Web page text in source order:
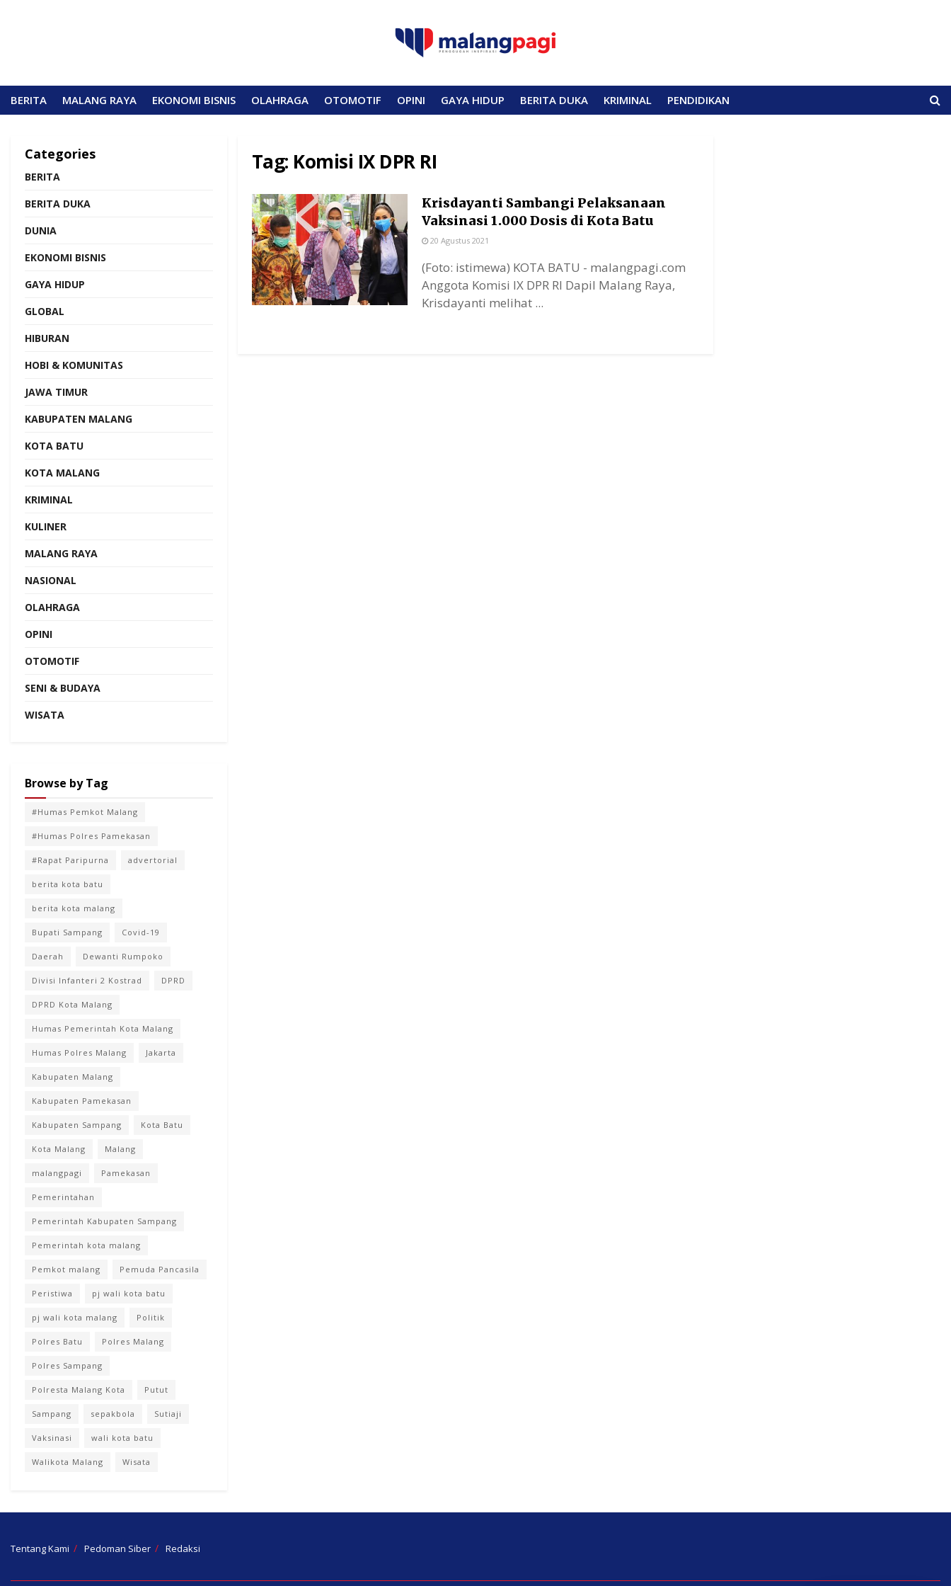
BERITA MALANG RAYA EKONOMI BISNIS OLAHRAGA OTOMOTIF OPINI GAYA HIDUP BERITA DUKA KRIMINAL PENDIDIKAN
Tag: Komisi IX DPR RI
Krisdayanti Sambangi Pelaksanaan
Vaksinasi 1.000 Dosis di Kota Batu
20 Agustus 2021
(Foto: istimewa) KOTA BATU - malangpagi.com
Anggota Komisi IX DPR RI Dapil Malang Raya,
Krisdayanti melihat ...
Categories
BERITA
BERITA DUKA
DUNIA
EKONOMI BISNIS
GAYA HIDUP
GLOBAL
HIBURAN
HOBI & KOMUNITAS
JAWA TIMUR
KABUPATEN MALANG
KOTA BATU
KOTA MALANG
KRIMINAL
KULINER
MALANG RAYA
NASIONAL
OLAHRAGA
OPINI
OTOMOTIF
SENI & BUDAYA
WISATA
Browse by Tag
#Humas Pemkot Malang
#Humas Polres Pamekasan
#Rapat Paripurna advertorial
berita kota batu
berita kota malang
Bupati Sampang Covid-19
Daerah Dewanti Rumpoko
Divisi Infanteri 2 Kostrad DPRD
DPRD Kota Malang
Humas Pemerintah Kota Malang
Humas Polres Malang Jakarta
Kabupaten Malang
Kabupaten Pamekasan
Kabupaten Sampang Kota Batu
Kota Malang Malang
malangpagi Pamekasan
Pemerintahan
Pemerintah Kabupaten Sampang
Pemerintah kota malang
Pemkot malang Pemuda Pancasila
Peristiwa pj wali kota batu
pj wali kota malang Politik
Polres Batu Polres Malang
Polres Sampang
Polresta Malang Kota Putut
Sampang sepakbola Sutiaji
Vaksinasi wali kota batu
Walikota Malang Wisata
Tentang Kami Pedoman Siber Redaksi